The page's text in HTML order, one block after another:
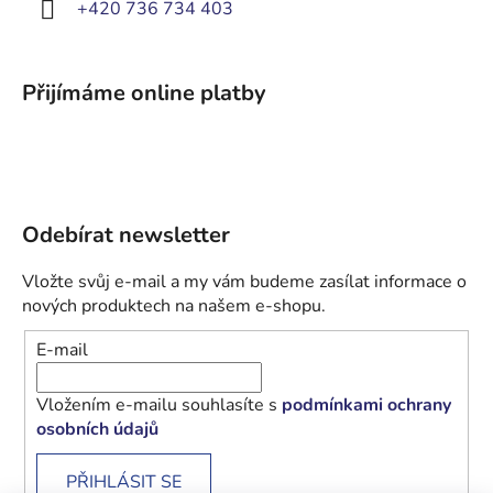
+420 736 734 403
Přijímáme online platby
Odebírat newsletter
Vložte svůj e-mail a my vám budeme zasílat informace o
nových produktech na našem e-shopu.
E-mail
Vložením e-mailu souhlasíte s podmínkami ochrany
osobních údajů
PŘIHLÁSIT SE